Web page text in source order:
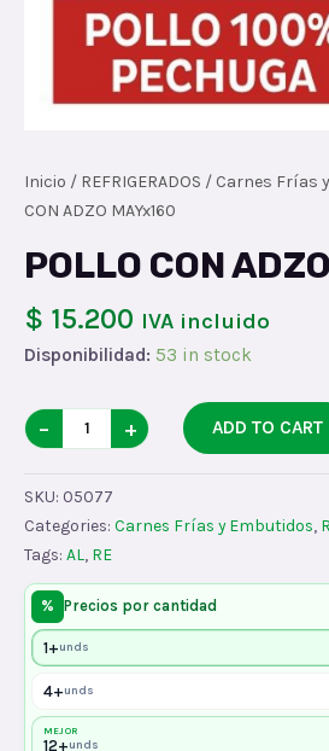
Inicio / REFRIGERADOS / Carnes Frías
CON ADZO MAYx160
POLLO CON
$ 15.200 IVA incluido
Disponibilidad: 53 in stock
POLLO
CON
ADZO
MAYx160
quantity
− + ADD TO CART
SKU: 05077
Categories: Carnes Frías y Embutidos,
Tags: AL, RE
% Precios por cantidad
1+unds
4+unds
MEJOR
12+unds